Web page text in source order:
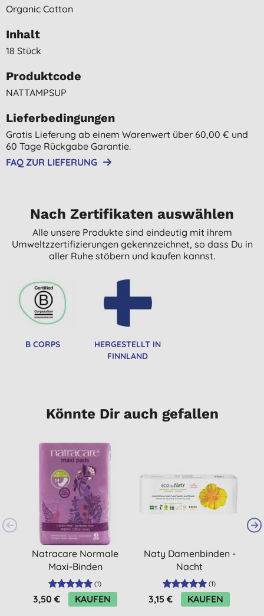
Organic Cotton
Inhalt
18 Stück
Produktcode
NATTAMPSUP
Lieferbedingungen
Gratis Lieferung ab einem Warenwert über 60,00 € und
60 Tage Rückgabe Garantie.
FAQ ZUR LIEFERUNG
Nach Zertifikaten auswählen
Alle unsere Produkte sind eindeutig mit ihrem
Umweltzzertifizierungen gekennzeichnet, so dass Du in
aller Ruhe stöbern und kaufen kannst.
B CORPS
HERGESTELLT IN
FINNLAND
Könnte Dir auch gefallen
Natracare Normale
Maxi-Binden
(1)
3,50 € KAUFEN
Naty Damenbinden -
Nacht
(1)
3,15 € KAUFEN